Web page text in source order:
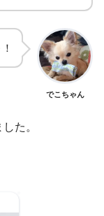
でこちゃん
た。